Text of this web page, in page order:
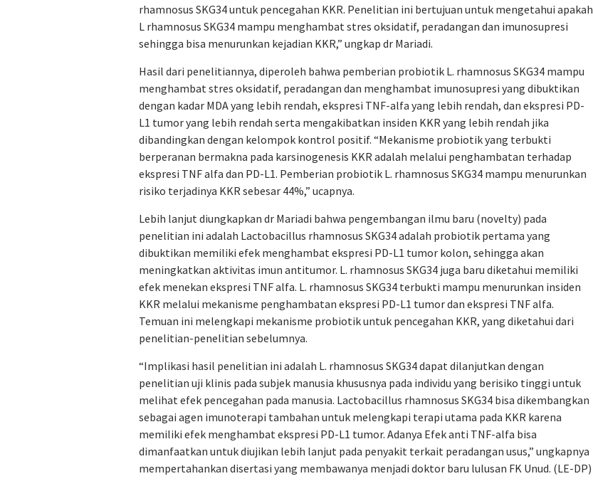
rhamnosus SKG34 untuk pencegahan KKR. Penelitian ini bertujuan untuk mengetahui apakah
L rhamnosus SKG34 mampu menghambat stres oksidatif, peradangan dan imunosupresi
sehingga bisa menurunkan kejadian KKR,” ungkap dr Mariadi.
Hasil dari penelitiannya, diperoleh bahwa pemberian probiotik L. rhamnosus SKG34 mampu
menghambat stres oksidatif, peradangan dan menghambat imunosupresi yang dibuktikan
dengan kadar MDA yang lebih rendah, ekspresi TNF-alfa yang lebih rendah, dan ekspresi PD-
L1 tumor yang lebih rendah serta mengakibatkan insiden KKR yang lebih rendah jika
dibandingkan dengan kelompok kontrol positif. “Mekanisme probiotik yang terbukti
berperanan bermakna pada karsinogenesis KKR adalah melalui penghambatan terhadap
ekspresi TNF alfa dan PD-L1. Pemberian probiotik L. rhamnosus SKG34 mampu menurunkan
risiko terjadinya KKR sebesar 44%,” ucapnya.
Lebih lanjut diungkapkan dr Mariadi bahwa pengembangan ilmu baru (novelty) pada
penelitian ini adalah Lactobacillus rhamnosus SKG34 adalah probiotik pertama yang
dibuktikan memiliki efek menghambat ekspresi PD-L1 tumor kolon, sehingga akan
meningkatkan aktivitas imun antitumor. L. rhamnosus SKG34 juga baru diketahui memiliki
efek menekan ekspresi TNF alfa. L. rhamnosus SKG34 terbukti mampu menurunkan insiden
KKR melalui mekanisme penghambatan ekspresi PD-L1 tumor dan ekspresi TNF alfa.
Temuan ini melengkapi mekanisme probiotik untuk pencegahan KKR, yang diketahui dari
penelitian-penelitian sebelumnya.
“Implikasi hasil penelitian ini adalah L. rhamnosus SKG34 dapat dilanjutkan dengan
penelitian uji klinis pada subjek manusia khususnya pada individu yang berisiko tinggi untuk
melihat efek pencegahan pada manusia. Lactobacillus rhamnosus SKG34 bisa dikembangkan
sebagai agen imunoterapi tambahan untuk melengkapi terapi utama pada KKR karena
memiliki efek menghambat ekspresi PD-L1 tumor. Adanya Efek anti TNF-alfa bisa
dimanfaatkan untuk diujikan lebih lanjut pada penyakit terkait peradangan usus,” ungkapnya
mempertahankan disertasi yang membawanya menjadi doktor baru lulusan FK Unud. (LE-DP)